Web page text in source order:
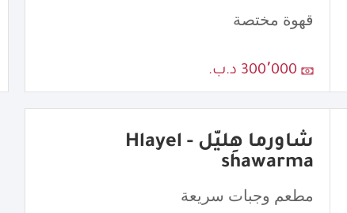
قهوة مختصة
300٬000 د.ب.
شاورما هِليّل - Hlayel
shawarma
مطعم وجبات سريعة